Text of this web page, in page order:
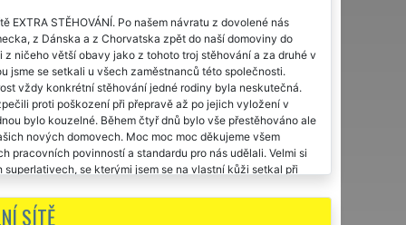
STĚHOVÁNÍ. Po našem návratu z dovolené nás
z Dánska a z Chorvatska zpět do naší domoviny do
ničeho větší obavy jako z tohoto troj stěhování a za druhé v
jsme se setkali u všech zaměstnanců této společnosti.
vždy konkrétní stěhování jedné rodiny byla neskutečná.
proti poškození při přepravě až po jejich vyložení v
bylo kouzelné. Během čtyř dnů bylo vše přestěhováno ale
nových domovech. Moc moc moc děkujeme všem
pracovních povinností a standardu pro nás udělali. Velmi si
se kterými jsem se na vlastní kůži setkal při
to půjde. Pánové děkuju.
SÍTĚ